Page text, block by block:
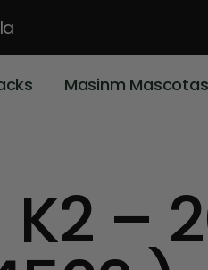
Masinm Mascotas
K2 –